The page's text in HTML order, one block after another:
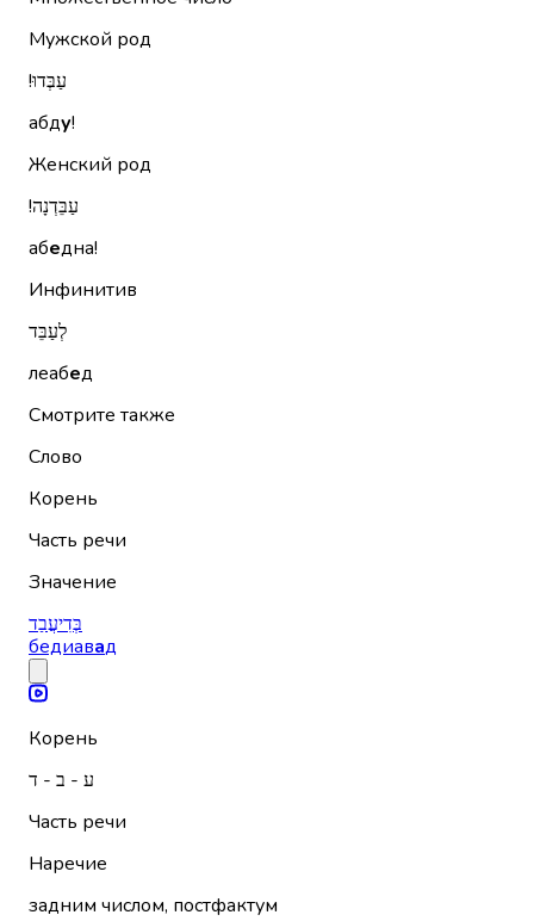
Мужской род
עַבְּדוּ!‏
абду!
Женский род
עַבֵּדְנָה!‏
абедна!
Инфинитив
לְעַבֵּד
леабед
Смотрите также
Слово
Корень
Часть речи
Значение
בְּדִיעֲבַד
бедиавад
Корень
ע - ב - ד
Часть речи
Наречие
задним числом, постфактум